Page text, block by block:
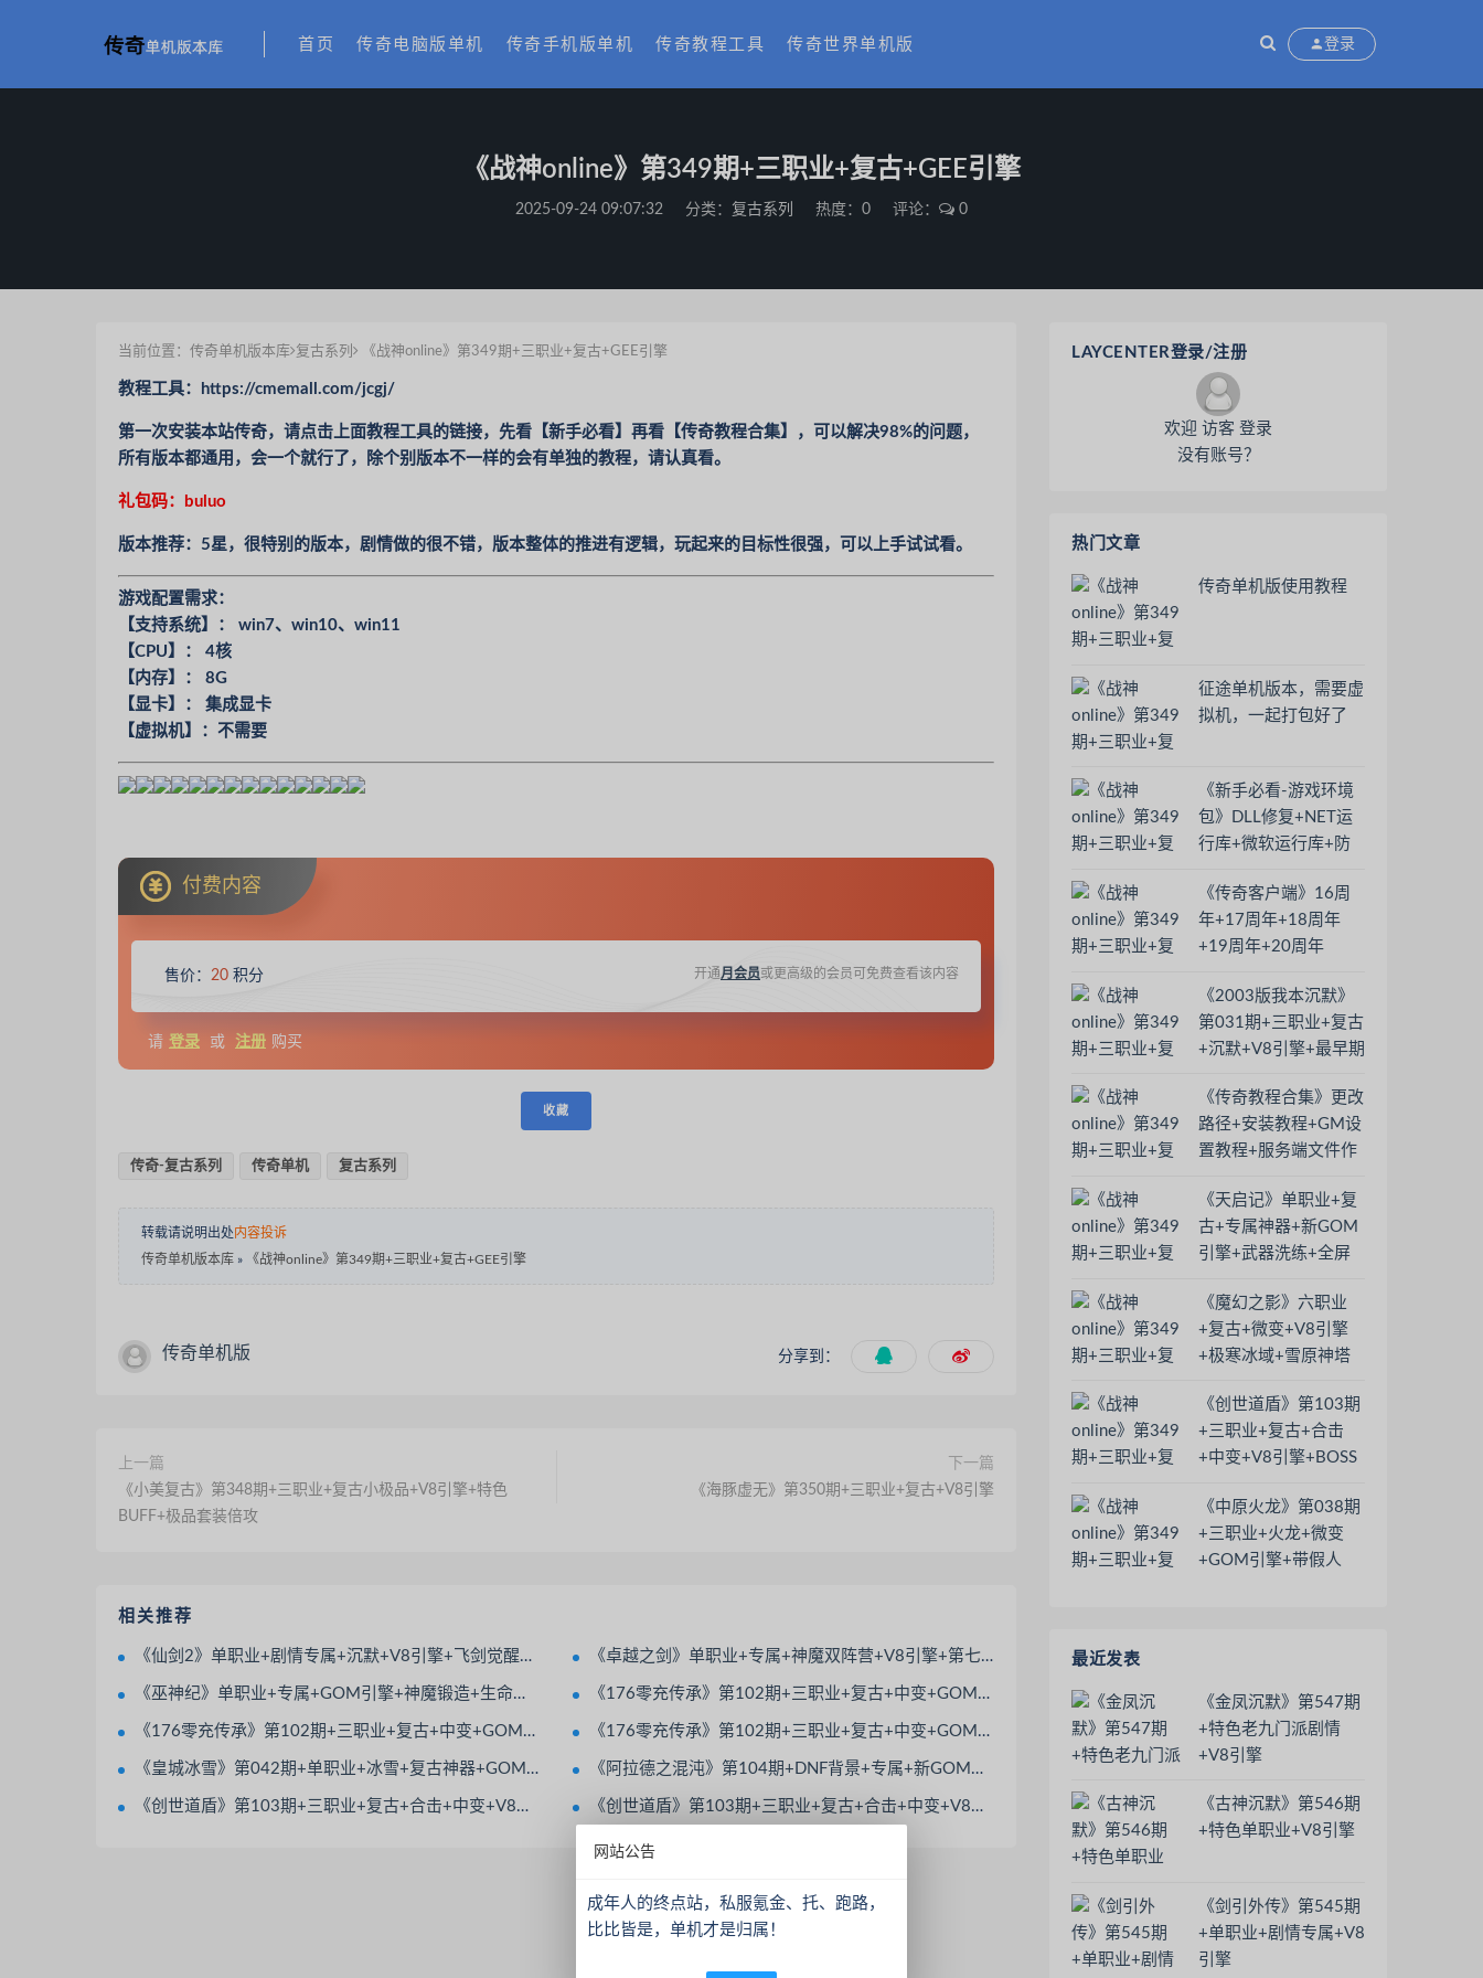
首页 传奇电脑版单机 传奇手机版单机 传奇教程工具 传奇世界单机版 登录
《战神online》第349期+三职业+复古+GEE引擎
2025-09-24 09:07:32 分类： 复古系列 热度：0 评论： 0
当前位置： 传奇单机版本库 复古系列 《战神online》第349期+三职业+复古+GEE引擎
教程工具：https://cmemall.com/jcgj/
第一次安装本站传奇，请点击上面教程工具的链接，先看【新手必看】再看【传奇教程合集】，可以解决98%的问题，
所有版本都通用，会一个就行了，除个别版本不一样的会有单独的教程，请认真看。
礼包码：buluo
版本推荐：5星，很特别的版本，剧情做的很不错，版本整体的推进有逻辑，玩起来的目标性很强，可以上手试试看。
游戏配置需求：
【支持系统】： win7、win10、win11
【CPU】： 4核
【内存】： 8G
【显卡】： 集成显卡
【虚拟机】：不需要
付费内容
售价： 20 积分 开通月会员或更高级的会员可免费查看该内容
请 登录 或 注册 购买
收藏
传奇-复古系列 传奇单机 复古系列
转载请说明出处 内容投诉
传奇单机版本库 » 《战神online》第349期+三职业+复古+GEE引擎
传奇单机版 分享到：
上一篇
《小美复古》第348期+三职业+复古小极品+V8引擎+特色
BUFF+极品套装倍攻
下一篇
《海豚虚无》第350期+三职业+复古+V8引擎
相关推荐
《仙剑2》单职业+剧情专属+沉默+V8引擎+飞剑觉醒+渡劫飞升+神器觉醒+鞭尸术 《卓越之剑》单职业+专属+神魔双阵营+V8引擎+第七大陆+元神伴侣+装备强化
《巫神纪》单职业+专属+GOM引擎+神魔锻造+生命锻造+法宝觉醒 《176零充传承》第102期+三职业+复古+中变+GOM引擎+带假人+带光柱+装备分解
《176零充传承》第102期+三职业+复古+中变+GOM引擎+带假人+带光柱+装备分解 《176零充传承》第102期+三职业+复古+中变+GOM引擎+带假人+带光柱+装备分解
《皇城冰雪》第042期+单职业+冰雪+复古神器+GOM引擎+屠龙合成+战魂觉醒+太上老君 《阿拉德之混沌》第104期+DNF背景+专属+新GOM引擎+多大陆多地图+超多BOSS模型
《创世道盾》第103期+三职业+复古+合击+中变+V8引擎+BOSS多+地图多 《创世道盾》第103期+三职业+复古+合击+中变+V8引擎+BOSS多+地图多
LAYCENTER登录/注册
欢迎 访客 登录
没有账号？
热门文章
传奇单机版使用教程
征途单机版本，需要虚
拟机，一起打包好了
《新手必看-游戏环境
包》DLL修复+NET运
行库+微软运行库+防
Windows Defender
《传奇客户端》16周
年+17周年+18周年
+19周年+20周年
《2003版我本沉默》
第031期+三职业+复古
+沉默+V8引擎+最早期
《传奇教程合集》更改
路径+安装教程+GM设
置教程+服务端文件作
更换
《天启记》单职业+复
古+专属神器+新GOM
引擎+武器洗练+全屏
《魔幻之影》六职业
+复古+微变+V8引擎
+极寒冰域+雪原神塔
《创世道盾》第103期
+三职业+复古+合击
+中变+V8引擎+BOSS
《中原火龙》第038期
+三职业+火龙+微变
+GOM引擎+带假人
最近发表
《金凤沉默》第547期
+特色老九门派剧情
+V8引擎
《古神沉默》第546期
+特色单职业+V8引擎
《剑引外传》第545期
+单职业+剧情专属+V8
引擎
网站公告
成年人的终点站，私服氪金、托、跑路，
比比皆是，单机才是归属！